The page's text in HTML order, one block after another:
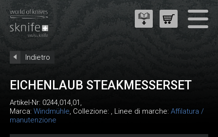
Indietro
EICHENLAUB STEAKMESSERSET
Artikel-Nr: 0244,014,01 ,
Marca: Windmühle, Collezione: , Linee di marche: Affilatura /
manutenzione